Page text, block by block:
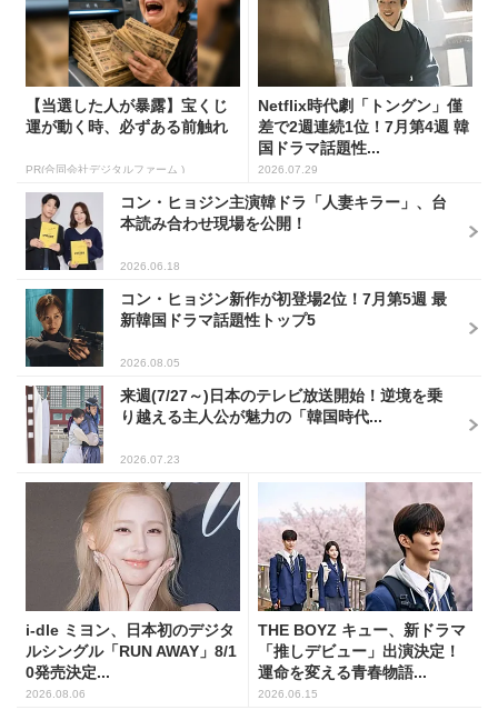
【当選した人が暴露】宝くじ
運が動く時、必ずある前触れ
PR(合同会社デジタルファーム )
Netflix時代劇「トングン」僅
差で2週連続1位！7月第4週 韓
国ドラマ話題性...
2026.07.29
コン・ヒョジン主演韓ドラ「人妻キラー」、台
本読み合わせ現場を公開！
2026.06.18
コン・ヒョジン新作が初登場2位！7月第5週 最
新韓国ドラマ話題性トップ5
2026.08.05
来週(7/27～)日本のテレビ放送開始！逆境を乗
り越える主人公が魅力の「韓国時代...
2026.07.23
i-dle ミヨン、日本初のデジタ
ルシングル「RUN AWAY」8/1
0発売決定...
2026.08.06
THE BOYZ キュー、新ドラマ
「推しデビュー」出演決定！
運命を変える青春物語...
2026.06.15